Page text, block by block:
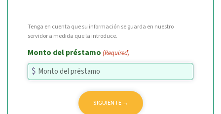
Tenga en cuenta que su información se guarda en nuestro
servidor a medida que la introduce.
Monto del préstamo (Required)